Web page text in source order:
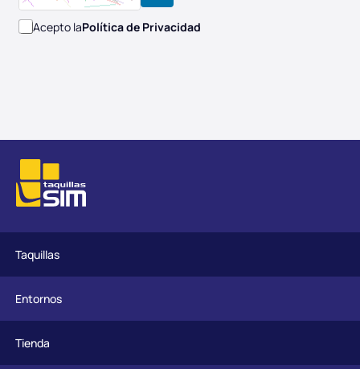
Acepto laPolítica de Privacidad
Taquillas
Entornos
Tienda